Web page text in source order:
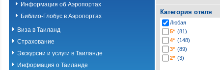
Информация об Аэропортах
Библио-Глобус в Аэропортах
Виза в Таиланд
Страхование
Экскурсии и услуги в Таиланде
Информация о Таиланде
Категория отеля
Любая
5* (81)
4* (148)
3* (89)
2* (3)